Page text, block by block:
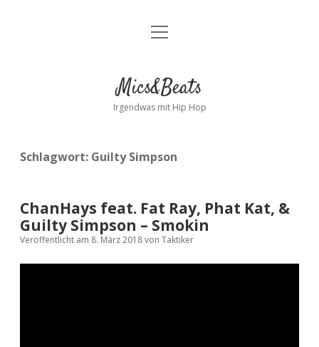
Kontakt
facebookinstagram
bandcamp
spotify
Menü
Mics&Beats
Irgendwas mit Hip Hop
Schlagwort: Guilty Simpson
ChanHays feat. Fat Ray, Phat Kat, &
Guilty Simpson – Smokin
Veröffentlicht am 8. März 2018von Taktiker